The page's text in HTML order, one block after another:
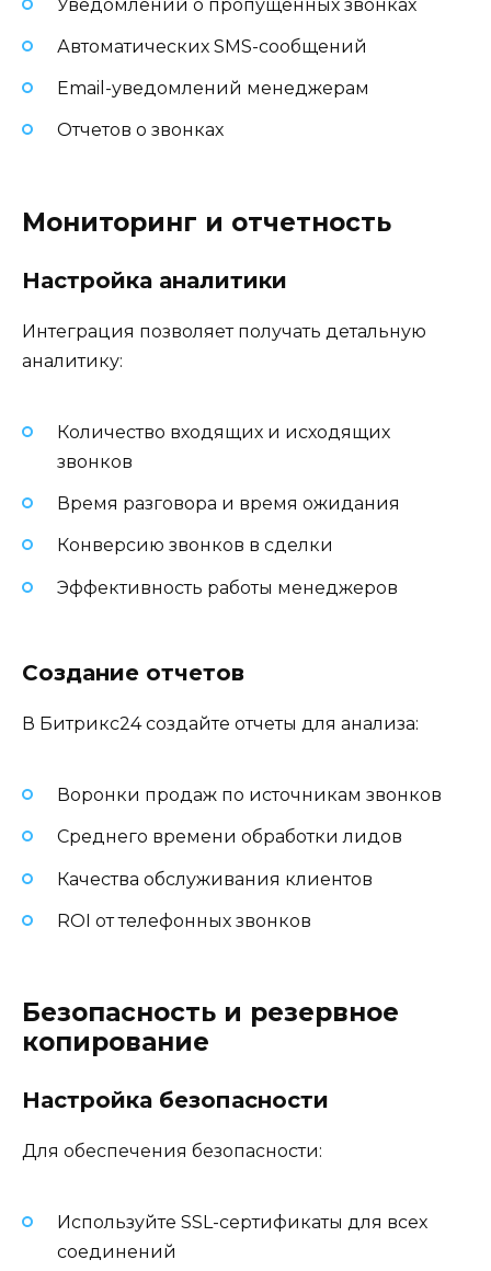
Уведомлений о пропущенных звонках
Автоматических SMS-сообщений
Email-уведомлений менеджерам
Отчетов о звонках
Мониторинг и отчетность
Настройка аналитики
Интеграция позволяет получать детальную
аналитику:
Количество входящих и исходящих
звонков
Время разговора и время ожидания
Конверсию звонков в сделки
Эффективность работы менеджеров
Создание отчетов
В Битрикс24 создайте отчеты для анализа:
Воронки продаж по источникам звонков
Среднего времени обработки лидов
Качества обслуживания клиентов
ROI от телефонных звонков
Безопасность и резервное
копирование
Настройка безопасности
Для обеспечения безопасности:
Используйте SSL-сертификаты для всех
соединений